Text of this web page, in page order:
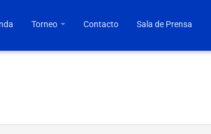
Torneo Contacto Sala de Prensa